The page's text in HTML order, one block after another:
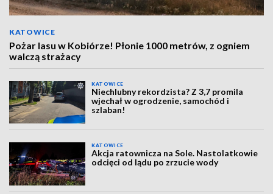
KATOWICE
Pożar lasu w Kobiórze! Płonie 1000 metrów, z ogniem
walczą strażacy
KATOWICE
Niechlubny rekordzista? Z 3,7 promila
wjechał w ogrodzenie, samochód i
szlaban!
KATOWICE
Akcja ratownicza na Sole. Nastolatkowie
odcięci od lądu po zrzucie wody